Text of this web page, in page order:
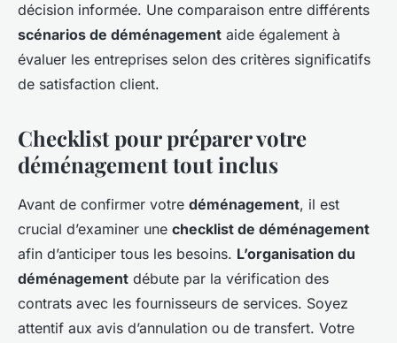
décision informée. Une comparaison entre différents
scénarios de déménagement aide également à
évaluer les entreprises selon des critères significatifs
de satisfaction client.
Checklist pour préparer votre
déménagement tout inclus
Avant de confirmer votre déménagement, il est
crucial d’examiner une checklist de déménagement
afin d’anticiper tous les besoins. L’organisation du
déménagement débute par la vérification des
contrats avec les fournisseurs de services. Soyez
attentif aux avis d’annulation ou de transfert. Votre